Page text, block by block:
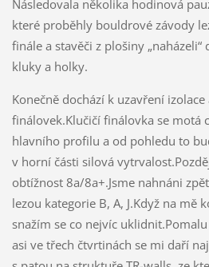
Následovala několika hodinová
které proběhly bouldrové závody
finále a stavěči z plošiny
kluky a holky.
Konečně dochází k uzavření
finálovek.Klučičí finálovka se motá
hlavního profilu a od pohledu to
v horní části silová
obtížnost 8a/8a+.Jsme nahnáni
lezou kategorie B, A, J.Když na mě
snažím se co nejvíc
asi ve třech čtvrtinách se mi daří